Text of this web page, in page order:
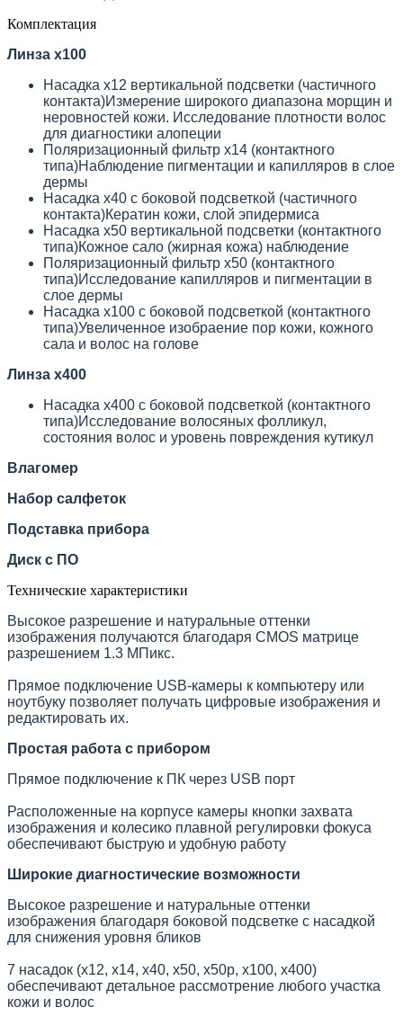
Комплектация
Линза x100
Насадка х12 вертикальной подсветки (частичного
контакта)Измерение широкого диапазона морщин и
неровностей кожи. Исследование плотности волос
для диагностики алопеции
Поляризационный фильтр х14 (контактного
типа)Наблюдение пигментации и капилляров в слое
дермы
Насадка х40 с боковой подсветкой (частичного
контакта)Кератин кожи, слой эпидермиса
Насадка х50 вертикальной подсветки (контактного
типа)Кожное сало (жирная кожа) наблюдение
Поляризационный фильтр x50 (контактного
типа)Исследование капилляров и пигментации в
слое дермы
Насадка х100 с боковой подсветкой (контактного
типа)Увеличенное изобраение пор кожи, кожного
сала и волос на голове
Линза x400
Насадка х400 с боковой подсветкой (контактного
типа)Исследование волосяных фолликул,
состояния волос и уровень повреждения кутикул
Влагомер
Набор салфеток
Подставка прибора
Диск с ПО
Технические характеристики
Высокое разрешение и натуральные оттенки
изображения получаются благодаря CMOS матрице
разрешением 1.3 МПикс.
Прямое подключение USB-камеры к компьютеру или
ноутбуку позволяет получать цифровые изображения и
редактировать их.
Простая работа с прибором
Прямое подключение к ПК через USB порт
Расположенные на корпусе камеры кнопки захвата
изображения и колесико плавной регулировки фокуса
обеспечивают быструю и удобную работу
Широкие диагностические возможности
Высокое разрешение и натуральные оттенки
изображения благодаря боковой подсветке с насадкой
для снижения уровня бликов
7 насадок (х12, х14, х40, х50, х50р, х100, х400)
обеспечивают детальное рассмотрение любого участка
кожи и волос